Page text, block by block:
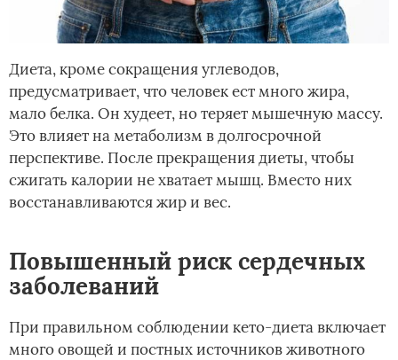
Диета, кроме сокращения углеводов,
предусматривает, что человек ест много жира,
мало белка. Он худеет, но теряет мышечную массу.
Это влияет на метаболизм в долгосрочной
перспективе. После прекращения диеты, чтобы
сжигать калории не хватает мышц. Вместо них
восстанавливаются жир и вес.
Повышенный риск сердечных
заболеваний
При правильном соблюдении кето-диета включает
много овощей и постных источников животного